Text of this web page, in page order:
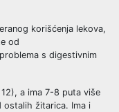
korišćenja lekova,
od
s digestivnim
a ima 7-8 puta više
ostalih žitarica. Ima i